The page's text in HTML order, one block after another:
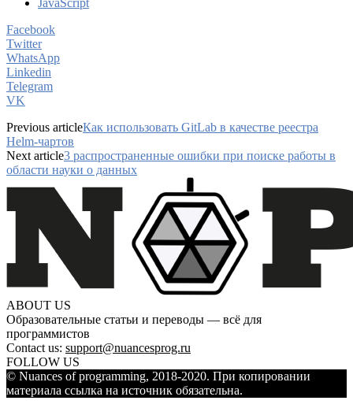
JavaScript
Facebook
Twitter
WhatsApp
Linkedin
Telegram
VK
Previous articleКак использовать GitLab в качестве реестра
Helm-чартов
Next article3 распространенные ошибки при поиске работы в
области науки о данных
ABOUT US
Образовательные статьи и переводы — всё для
программистов
Contact us: support@nuancesprog.ru
FOLLOW US
© Nuances of programming, 2018-2020. При копировании
материала ссылка на источник обязательна.